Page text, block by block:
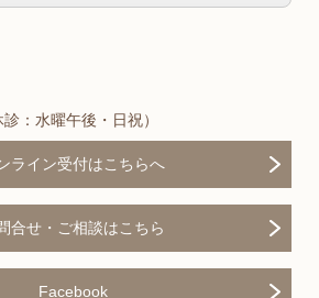
：水曜午後・日祝）
ライン受付はこちらへ
合せ・ご相談はこちら
Facebook